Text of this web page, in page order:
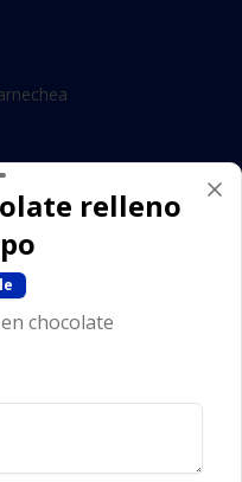
relleno
chocolate